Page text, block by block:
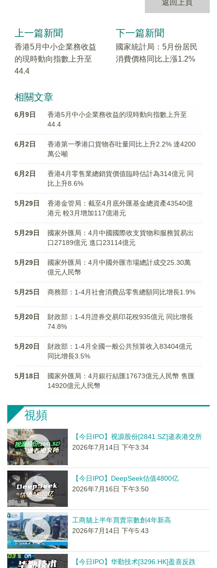
返回上頁
上一篇新聞
香港5月中小企業務收益
的現時動向指數上升至
44.4
下一篇新聞
國家統計局：5月份居民
消費價格同比上漲1.2%
相關文章
6月9日
香港5月中小企業務收益的現時動向指數上升至
44.4
6月2日
香港第一季港口貨物吞吐量同比上升2.2% 達4200
萬公噸
6月2日
香港4月零售業總銷貨價值臨時估計為314億元 同
比上升8.6%
5月29日
香港金管局：截至4月底外匯基金總資產43540億
港元 較3月增加117億港元
5月29日
國家外匯局：4月中國國際收支貨物和服務貿易出
口27189億元 進口23114億元
5月29日
國家外匯局：4月中國外匯市場總計成交25.30萬
億元人民幣
5月25日 商務部：1-4月社會消費品零售總額同比增長1.9%
5月20日
財政部：1-4月證券交易印花稅935億元 同比增長
74.8%
5月20日
財政部：1-4月全國一般公共預算收入83404億元
同比增長3.5%
5月18日
國家外匯局：4月銀行結匯17673億元人民幣 售匯
14920億元人民幣
視頻
【今日IPO】视源股份[2841.SZ]递表港交所
2026年7月14日 下午3:34
【今日IPO】DeepSeek估值4800亿
2026年7月16日 下午3:50
工商舖上半年買賣宗數創4年新高
2026年7月14日 下午5:43
【今日IPO】华勤技术[3296.HK]盈喜反跌